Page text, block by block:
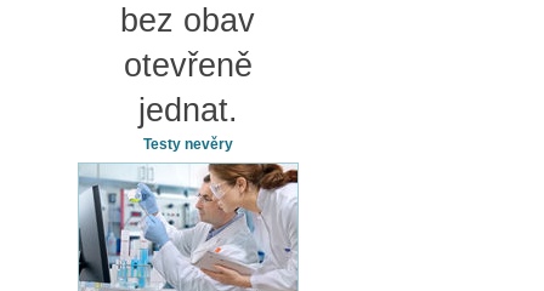
bez obav
otevřeně
jednat.
Testy nevěry